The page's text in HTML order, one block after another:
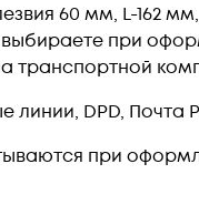
60 мм, L-162
при
транспортной
DPD, Почта
при